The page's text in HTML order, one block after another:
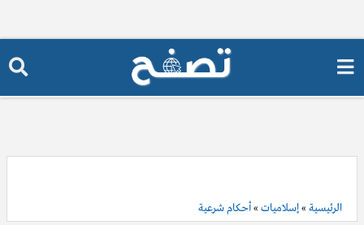
الرئيسية »إسلاميات »أحكام شرعية